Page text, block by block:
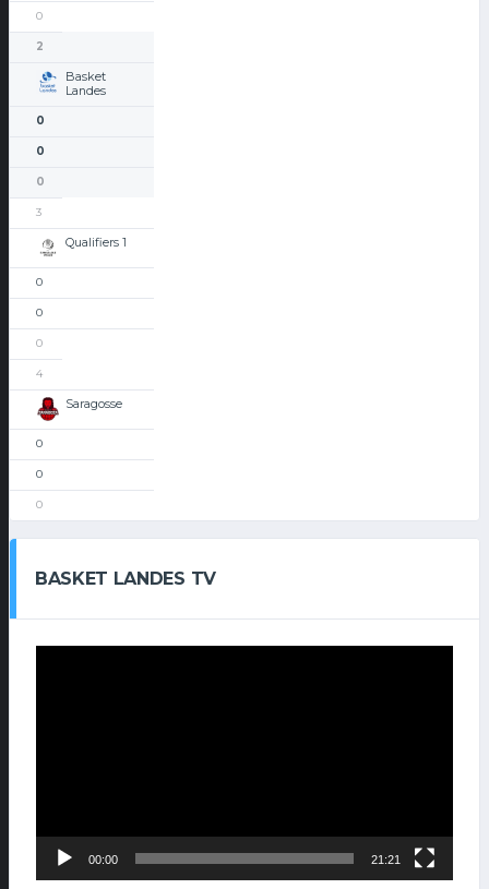
0
2
Basket
Landes
0
0
0
3
Qualifiers 1
0
0
0
4
Saragosse
0
0
0
BASKET LANDES TV
00:00 21:21